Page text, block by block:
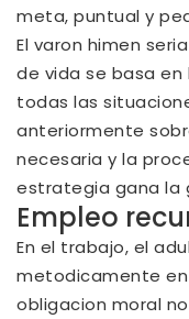
meta, puntual y
El varon himen
de vida se basa
todas las
anteriormente
necesaria y la
estrategia gana la
Empleo
En el trabajo, el
metodicamente
obligacion moral